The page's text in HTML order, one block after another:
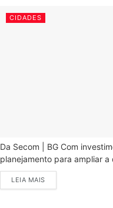
CIDADES
Da Secom | BG Com
planejamento para ampliar
LEIA MAIS